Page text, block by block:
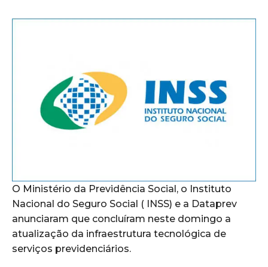
O Ministério da Previdência Social, o Instituto
Nacional do Seguro Social ( INSS) e a Dataprev
anunciaram que concluíram neste domingo a
atualização da infraestrutura tecnológica de
serviços previdenciários.